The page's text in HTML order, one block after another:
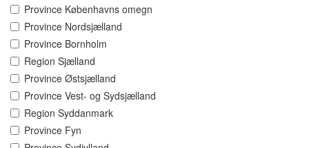
Province Københavns omegn
Province Nordsjælland
Province Bornholm
Region Sjælland
Province Østsjælland
Province Vest- og Sydsjælland
Region Syddanmark
Province Fyn